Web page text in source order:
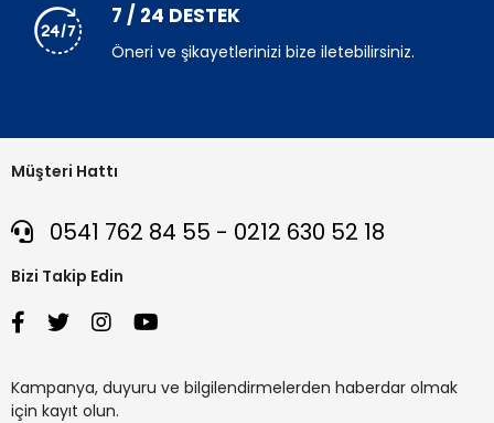
7 / 24 DESTEK
Öneri ve şikayetlerinizi bize iletebilirsiniz.
Müşteri Hattı
0541 762 84 55 - 0212 630 52 18
Bizi Takip Edin
Kampanya, duyuru ve bilgilendirmelerden haberdar olmak
için kayıt olun.